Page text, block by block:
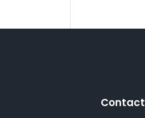
Contact